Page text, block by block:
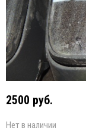
2500 руб.
Нет в наличии